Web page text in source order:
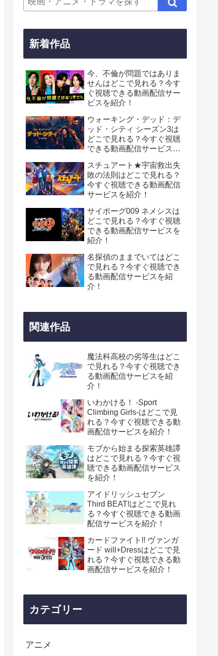
新着作品
今、不倫が問題ではありま
せんはどこで見れる？今す
ぐ視聴できる動画配信サー
ビスを紹介！
ウォーキング・デッド：デ
ッド・シティ シーズン3は
どこで見れる？今すぐ視聴
できる動画配信サービスを
スチュアート★宇宙救出失
敗の法則はどこで見れる？
今すぐ視聴できる動画配信
サービスを紹介！
サイボーグ009 ネメシスは
どこで見れる？今すぐ視聴
できる動画配信サービスを
紹介！
名探偵のままでいてはどこ
で見れる？今すぐ視聴でき
る動画配信サービスを紹
介！
関連作品
魔法科高校の劣等生はどこ
で見れる？今すぐ視聴でき
る動画配信サービスを紹
介！
いわかける！ -Sport
Climbing Girls-はどこで見
れる？今すぐ視聴できる動
画配信サービスを紹介！
モブから始まる探索英雄譚
はどこで見れる？今すぐ視
聴できる動画配信サービス
を紹介！
アイドリッシュセブン
Third BEAT!はどこで見れ
る？今すぐ視聴できる動画
配信サービスを紹介！
カードファイト!! ヴァンガ
ード will+Dressはどこで見
れる？今すぐ視聴できる動
画配信サービスを紹介！
カテゴリー
アニメ